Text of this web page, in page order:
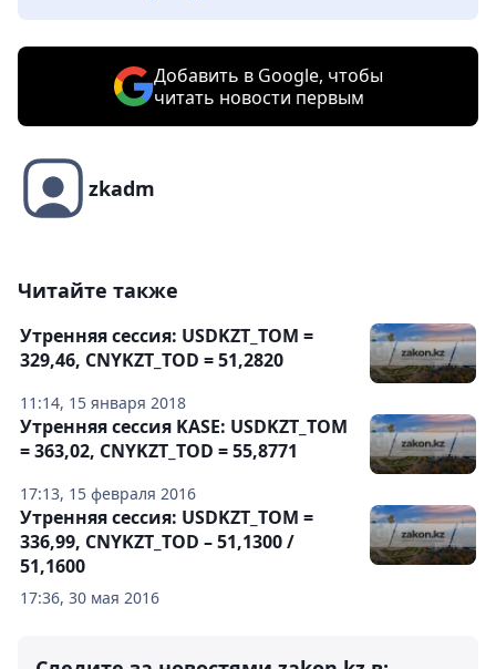
Добавить в Google, чтобы
читать новости первым
zkadm
Читайте также
11:14, 15 января 2018
Утренняя сессия: USDKZT_TOM =
329,46, CNYKZT_TOD = 51,2820
17:13, 15 февраля 2016
Утренняя сессия KASE: USDKZT_TOM
= 363,02, CNYKZT_TOD = 55,8771
17:36, 30 мая 2016
Утренняя сессия: USDKZT_TOM =
336,99, CNYKZT_TOD – 51,1300 /
51,1600